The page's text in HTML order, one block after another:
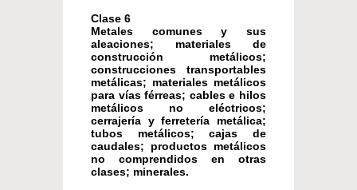
Clase 6
Metales comunes y sus
aleaciones; materiales de
construcción metálicos;
construcciones transportables
metálicas; materiales metálicos
para vías férreas; cables e hilos
metálicos no eléctricos;
cerrajería y ferretería metálica;
tubos metálicos; cajas de
caudales; productos metálicos
no comprendidos en otras
clases; minerales.